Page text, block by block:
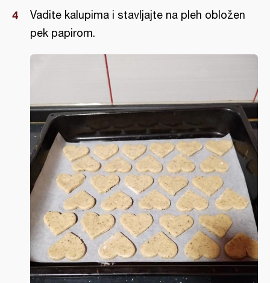
Vadite kalupima i stavljajte na pleh obložen
pek papirom.